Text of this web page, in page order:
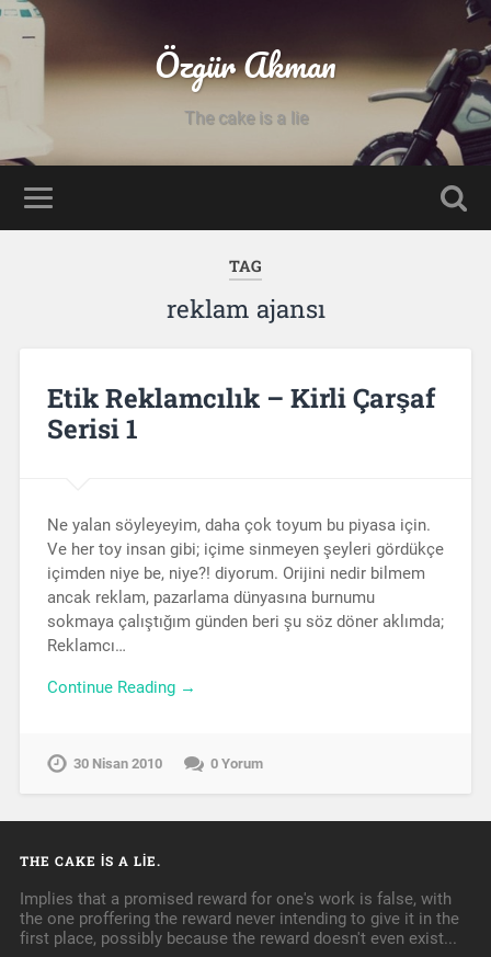
Özgür Akman
The cake is a lie
TAG
reklam ajansı
Etik Reklamcılık – Kirli Çarşaf
Serisi 1
Ne yalan söyleyeyim, daha çok toyum bu piyasa için.
Ve her toy insan gibi; içime sinmeyen şeyleri gördükçe
içimden niye be, niye?! diyorum. Orijini nedir bilmem
ancak reklam, pazarlama dünyasına burnumu
sokmaya çalıştığım günden beri şu söz döner aklımda;
Reklamcı…
Continue Reading →
30 Nisan 2010 0 Yorum
THE CAKE IS A LIE.
Implies that a promised reward for one's work is false, with
the one proffering the reward never intending to give it in the
first place, possibly because the reward doesn't even exist...